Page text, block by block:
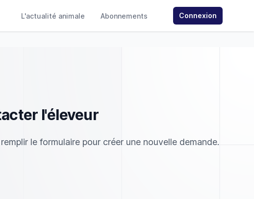
L'actualité animale Abonnements Connexion
l'éleveur
le formulaire pour créer une nouvelle demande.